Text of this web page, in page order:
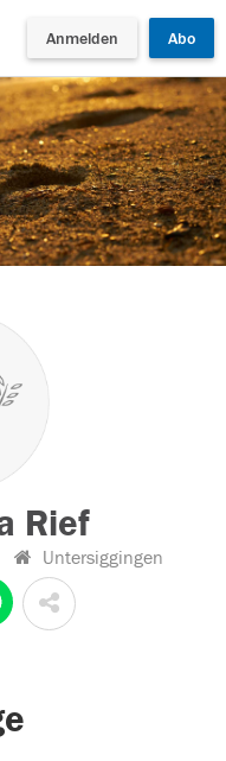
Anmelden Abo
Rief
Untersiggingen